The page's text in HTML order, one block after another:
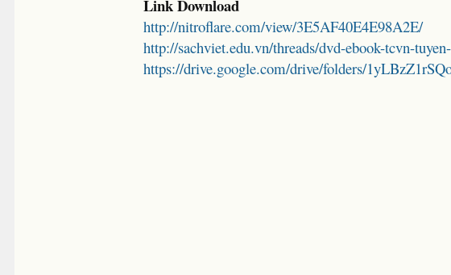
Link Download
http://nitroflare.com/view/3E5AF40E4E98A2E/
http://sachviet.edu.vn/threads/dvd-ebook-tcvn-
https://drive.google.com/drive/folders/